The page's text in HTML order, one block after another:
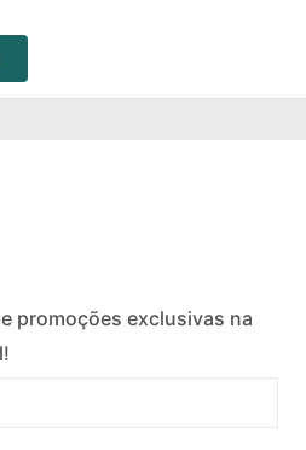
promoções exclusivas na